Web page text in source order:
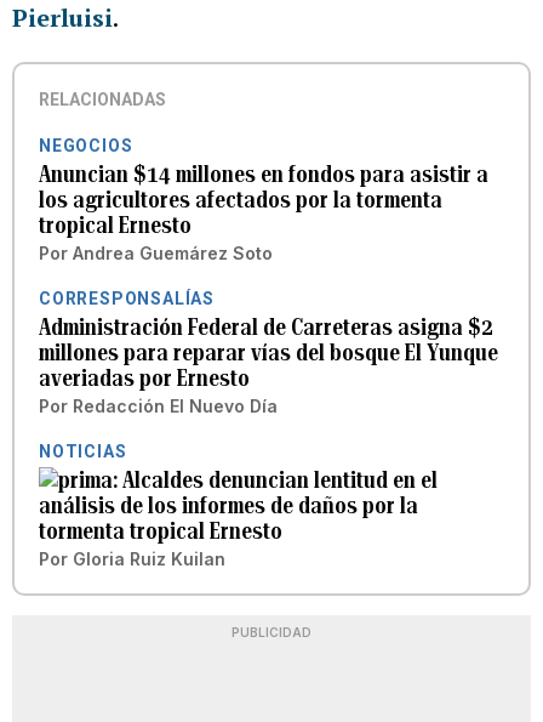
Pierluisi.
RELACIONADAS
NEGOCIOS
Anuncian $14 millones en fondos para asistir a
los agricultores afectados por la tormenta
tropical Ernesto
Por Andrea Guemárez Soto
CORRESPONSALÍAS
Administración Federal de Carreteras asigna $2
millones para reparar vías del bosque El Yunque
averiadas por Ernesto
Por Redacción El Nuevo Día
NOTICIAS
Alcaldes denuncian lentitud en el
análisis de los informes de daños por la
tormenta tropical Ernesto
Por Gloria Ruiz Kuilan
PUBLICIDAD